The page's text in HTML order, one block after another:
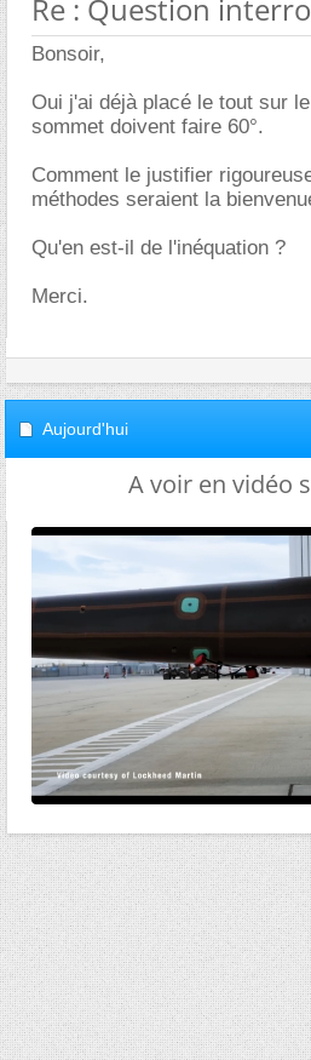
Re : Question
Bonsoir,
Oui j'ai déjà placé le tout sur
sommet doivent faire 60°.
Comment le justifier
méthodes seraient la
Qu'en est-il de l'inéquation ?
Merci.
Aujourd'hui
A voir en vidéo